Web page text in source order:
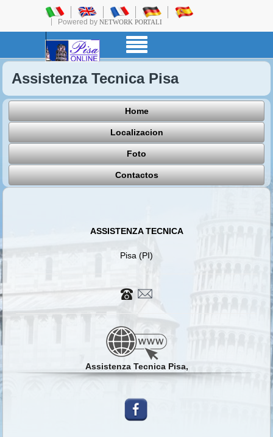
Powered by NETWORK PORTALI
Assistenza Tecnica Pisa
Home
Localizacion
Foto
Contactos
ASSISTENZA TECNICA
Pisa (PI)
Assistenza Tecnica Pisa,